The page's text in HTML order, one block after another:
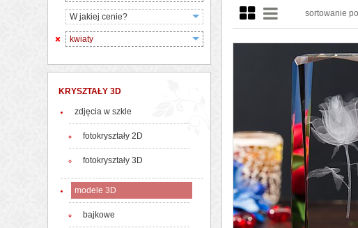
W jakiej cenie?
kwiaty
KRYSZTAŁY 3D
zdjęcia w szkle
fotokryształy 2D
fotokryształy 3D
modele 3D
bajkowe
sortowanie